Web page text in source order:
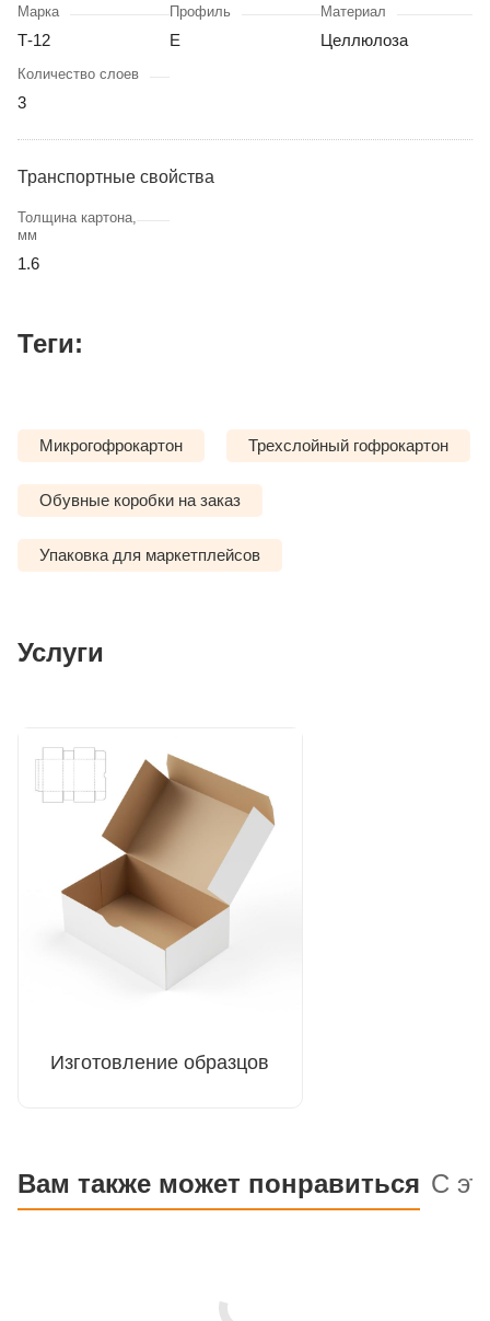
Марка
Т-12
Профиль
Е
Материал
Целлюлоза
Количество слоев
3
Транспортные свойства
Толщина картона,
мм
1.6
Теги:
Микрогофрокартон Трехслойный гофрокартон
Обувные коробки на заказ
Упаковка для маркетплейсов
Услуги
Изготовление образцов
Вам также может понравиться С